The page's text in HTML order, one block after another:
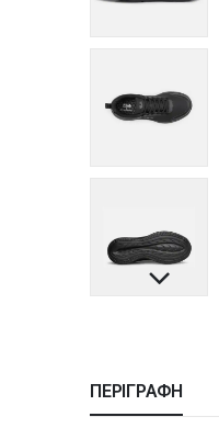
ΠΕΡΙΓΡΑΦΉ